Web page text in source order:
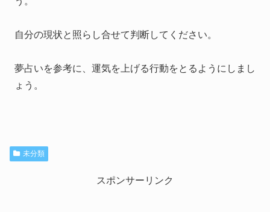
自分の現状と照らし合せて判断してください。
夢占いを参考に、運気を上げる行動をとるようにしまし
ょう。
未分類
スポンサーリンク